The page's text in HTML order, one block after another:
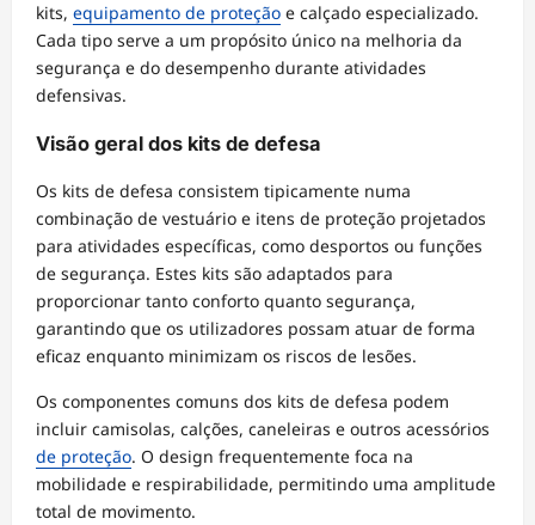
kits, equipamento de proteção e calçado especializado.
Cada tipo serve a um propósito único na melhoria da
segurança e do desempenho durante atividades
defensivas.
Visão geral dos kits de defesa
Os kits de defesa consistem tipicamente numa
combinação de vestuário e itens de proteção projetados
para atividades específicas, como desportos ou funções
de segurança. Estes kits são adaptados para
proporcionar tanto conforto quanto segurança,
garantindo que os utilizadores possam atuar de forma
eficaz enquanto minimizam os riscos de lesões.
Os componentes comuns dos kits de defesa podem
incluir camisolas, calções, caneleiras e outros acessórios
de proteção. O design frequentemente foca na
mobilidade e respirabilidade, permitindo uma amplitude
total de movimento.